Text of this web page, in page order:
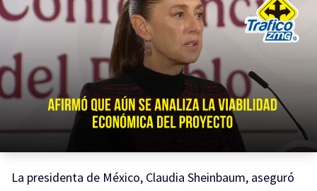
La presidenta de México, Claudia Sheinbaum, aseguró